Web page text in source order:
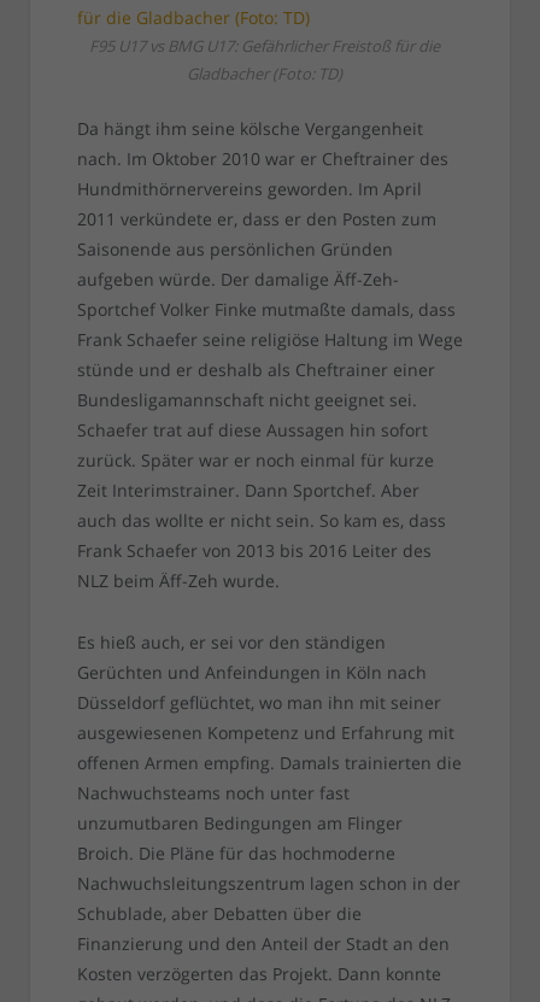
F95 U17 vs BMG U17: Gefährlicher Freistoß für die
Gladbacher (Foto: TD)
Da hängt ihm seine kölsche Vergangenheit
nach. Im Oktober 2010 war er Cheftrainer des
Hundmithörnervereins geworden. Im April
2011 verkündete er, dass er den Posten zum
Saisonende aus persönlichen Gründen
aufgeben würde. Der damalige Äff-Zeh-
Sportchef Volker Finke mutmaßte damals, dass
Frank Schaefer seine religiöse Haltung im Wege
stünde und er deshalb als Cheftrainer einer
Bundesligamannschaft nicht geeignet sei.
Schaefer trat auf diese Aussagen hin sofort
zurück. Später war er noch einmal für kurze
Zeit Interimstrainer. Dann Sportchef. Aber
auch das wollte er nicht sein. So kam es, dass
Frank Schaefer von 2013 bis 2016 Leiter des
NLZ beim Äff-Zeh wurde.
Es hieß auch, er sei vor den ständigen
Gerüchten und Anfeindungen in Köln nach
Düsseldorf geflüchtet, wo man ihn mit seiner
ausgewiesenen Kompetenz und Erfahrung mit
offenen Armen empfing. Damals trainierten die
Nachwuchsteams noch unter fast
unzumutbaren Bedingungen am Flinger
Broich. Die Pläne für das hochmoderne
Nachwuchsleitungszentrum lagen schon in der
Schublade, aber Debatten über die
Finanzierung und den Anteil der Stadt an den
Kosten verzögerten das Projekt. Dann konnte